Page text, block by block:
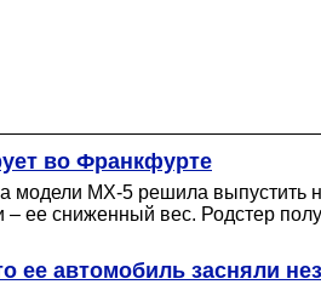
во Франкфурте
модели MX-5 решила
ее сниженный вес. Родстер
ее автомобиль засняли